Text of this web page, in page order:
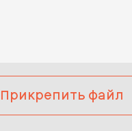
Прикрепить файл